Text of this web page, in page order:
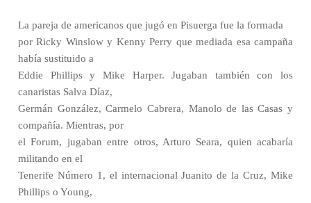
La pareja de americanos que jugó en Pisuerga fue la formada
por Ricky Winslow y Kenny Perry que mediada esa campaña
había sustituido a
Eddie Phillips y Mike Harper. Jugaban también con los
canaristas Salva Díaz,
Germán González, Carmelo Cabrera, Manolo de las Casas y
compañía. Mientras, por
el Forum, jugaban entre otros, Arturo Seara, quien acabaría
militando en el
Tenerife Número 1, el internacional Juanito de la Cruz, Mike
Phillips o Young,